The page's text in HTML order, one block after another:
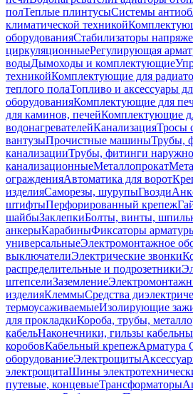
полТеплые плинтусыСистемы
климатической техникой
оборудованияСтабилизаторы
циркуляционныеРегулирующая
водыДымоходы и комплектующие
техникойКомплектующие для
теплого полаТопливо и аксессуары
оборудованияКомплектующие для
для каминов, печейКомплектующие
водонагревателейКанализацияТросы
вантузыПрочистные машиныТрубы,
канализацииТрубы, фитинги
канализационныеМеталлопрокат
огражденияАвтоматика для ворот
изделияСаморезы, шурупыГвозди
штифтыПерфорированный крепеж
шайбыЗаклепкиБолты, винты,
анкерыКарабиныФиксаторы
универсальныеЭлектромонтажное
выключателиЭлектрические звонки
распределительные и подрозетники
штепселиЗаземление
изделияКлеммыСредства
термоусаживаемыеИзолирующие
для прокладкиКороба, трубы,
кабельНаконечники, гильзы
коробовКабельный крепежАрматура
оборудованиеЭлектрощиты
электрощитаШины
путевые, концевыеТрансформаторы